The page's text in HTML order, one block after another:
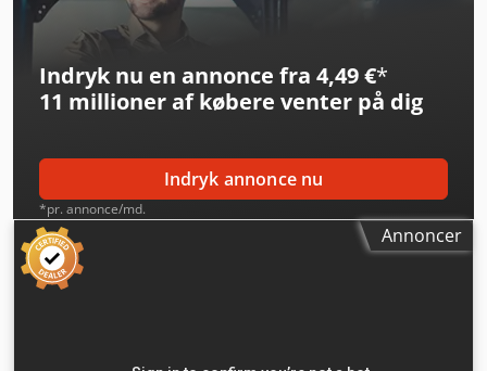
Indryk nu en annonce fra 4,49 €*
11 millioner af købere venter på dig
Indryk annonce nu
*pr. annonce/md.
Annoncer